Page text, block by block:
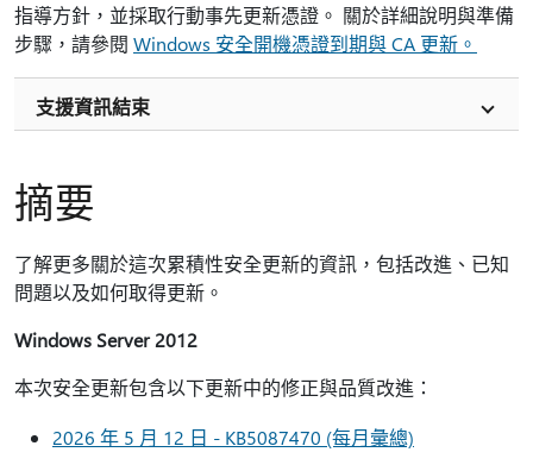
指導方針，並採取行動事先更新憑證。 關於詳細說明與準備
步驟，請參閱 Windows 安全開機憑證到期與 CA 更新。
支援資訊結束
摘要
了解更多關於這次累積性安全更新的資訊，包括改進、已知
問題以及如何取得更新。
Windows Server 2012
本次安全更新包含以下更新中的修正與品質改進：
2026 年 5 月 12 日 - KB5087470 (每月彙總)